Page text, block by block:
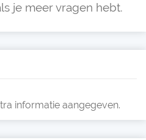
je meer vragen hebt.
informatie aangegeven.